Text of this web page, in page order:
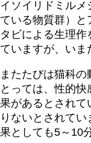
イソイリドミル
ている物質群）と
タビによる生理
ていますが、いま
またたびは猫科
とっては、性的
果があるとされて
りないとされて
果としても5～10